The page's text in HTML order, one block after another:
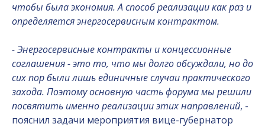
чтобы была экономия. А способ реализации как раз и
определяется энергосервисным контрактом.
- Энергосервисные контракты и концессионные
соглашения - это то, что мы долго обсуждали, но до
сих пор были лишь единичные случаи практического
захода. Поэтому основную часть форума мы решили
посвятить именно реализации этих направлений, -
пояснил задачи мероприятия вице-губернатор